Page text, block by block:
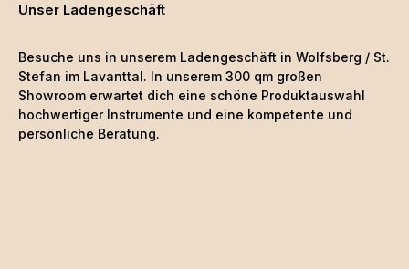
Unser Ladengeschäft
Besuche uns in unserem Ladengeschäft in Wolfsberg / St.
Stefan im Lavanttal. In unserem 300 qm großen
Showroom erwartet dich eine schöne Produktauswahl
hochwertiger Instrumente und eine kompetente und
persönliche Beratung.